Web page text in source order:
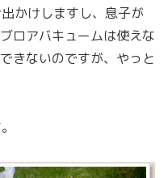
かけしますし、息子が
ロアバキュームは使えな
きないのですが、やっと